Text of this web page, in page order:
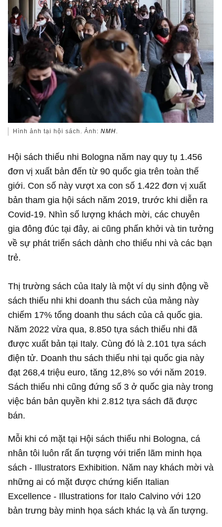
Hình ảnh tại hội sách. Ảnh:NMH.
Hội sách thiếu nhi Bologna năm nay quy tụ 1.456
đơn vị xuất bản đến từ 90 quốc gia trên toàn thế
giới. Con số này vượt xa con số 1.422 đơn vị xuất
bản tham gia hội sách năm 2019, trước khi diễn ra
Covid-19. Nhìn số lượng khách mời, các chuyên
gia đông đúc tại đây, ai cũng phấn khởi và tin tưởng
về sự phát triển sách dành cho thiếu nhi và các bạn
trẻ.
Thị trường sách của Italy là một ví dụ sinh động về
sách thiếu nhi khi doanh thu sách của mảng này
chiếm 17% tổng doanh thu sách của cả quốc gia.
Năm 2022 vừa qua, 8.850 tựa sách thiếu nhi đã
được xuất bản tại Italy. Cùng đó là 2.101 tựa sách
điện tử. Doanh thu sách thiếu nhi tại quốc gia này
đạt 268,4 triệu euro, tăng 12,8% so với năm 2019.
Sách thiếu nhi cũng đứng số 3 ở quốc gia này trong
việc bán bản quyền khi 2.812 tựa sách đã được
bán.
Mỗi khi có mặt tại Hội sách thiếu nhi Bologna, cá
nhân tôi luôn rất ấn tượng với triển lãm minh họa
sách - Illustrators Exhibition. Năm nay khách mời và
những ai có mặt được chứng kiến Italian
Excellence - Illustrations for Italo Calvino với 120
bản trưng bày minh họa sách khác lạ và ấn tượng.